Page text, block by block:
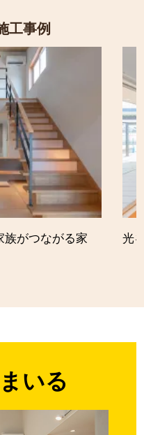
工事例
族がつながる家 光
いる